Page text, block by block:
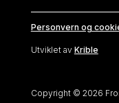
Personvern og
Utviklet av Krible
Copyright © 2026